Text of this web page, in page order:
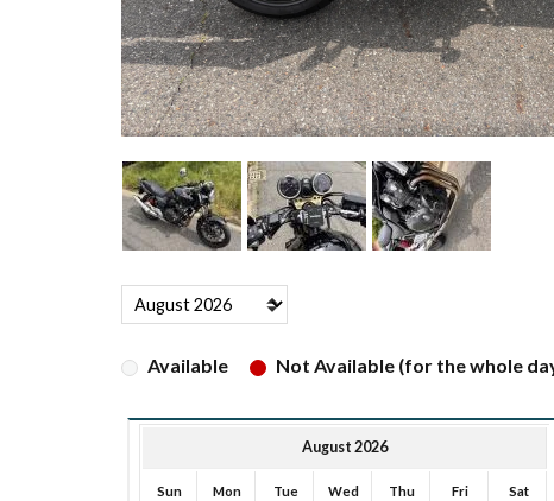
Available Not Available (for the whole
August 2026
Sun Mon Tue Wed Thu Fri Sat